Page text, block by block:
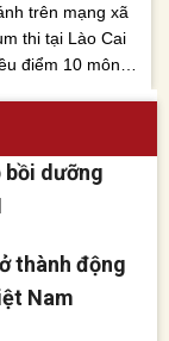
trên mạng xã
thi tại Lào Cai
điểm 10 môn
này cho biết
dấu hiệu bất
[...]
bồi dưỡng
thành động
Nam